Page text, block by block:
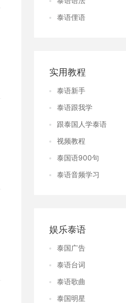
泰语俚语
实用教程
泰语新手
泰语跟我学
跟泰国人学泰语
视频教程
泰国语900句
泰语音频学习
娱乐泰语
泰国广告
泰语台词
泰语歌曲
泰国明星